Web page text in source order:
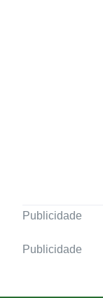
Publicidade
Publicidade